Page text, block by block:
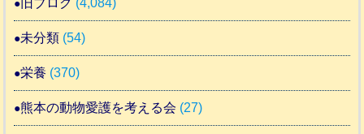
旧ブログ (4,084)
未分類 (54)
栄養 (370)
熊本の動物愛護を考える会 (27)